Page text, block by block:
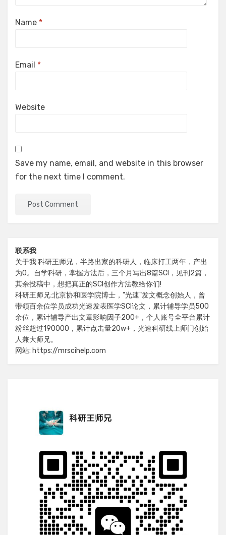
Name *
Email *
Website
Save my name, email, and website in this browser
for the next time I comment.
联系我
关于我:科研王师兄，半路出家的科研人，临床打工两年，产出
为0。自学科研，掌握方法后，三个月写出8篇SCI，见刊2篇，
其余投稿中，想把真正的SCI创作方法教给你们!
科研王师兄:北京协和医学院博士，"光速"发文概念创始人，曾
带领百余位学员成功光速发表医学SCI论文，累计辅导学员500
余位，累计辅导产出文章影响因子200+，个人账号全平台累计
粉丝超过190000，累计点击量20w+，光速科研线上师门创始
人兼大师兄。
网站: https://mrscihelp.com